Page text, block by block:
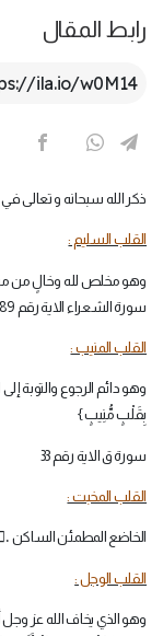
رابط المقال
ذكر الله سبحانه و تعالى في
القلب السليم :
وهو مخلص لله وخالٍ من من
سورة الشعراء الاية رقم 89
القلب المنيب :
وهو دائم الرجوع والتوبة
بِقَلْبٍ مُّنِيبٍ }
سورة ق الاية رقم 33
القلب المخبت :
الخاضع المطمئن الساكن .َ{
القلب الوجل :
وهو الذي يخاف الله عز وجل